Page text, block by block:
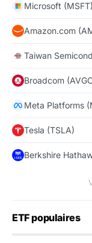
Microsoft (MSFT)
Amazon.com
Taiwan
Broadcom
Meta Platforms
Tesla (TSLA)
Berkshire
ETF populaires